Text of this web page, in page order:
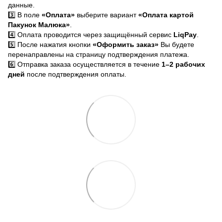
данные.
3️⃣ В поле «Оплата» выберите вариант«Оплата картой
Пакунок Малюка»
4️⃣ Оплата проводится через защищённый сервис LiqPay
5️⃣ После нажатия кнопки «Оформить заказ» Вы будете
перенаправлены на страницу подтверждения платежа.
6️⃣ Отправка заказа осуществляется в течение 1–2 рабочих
дней после подтверждения оплаты.